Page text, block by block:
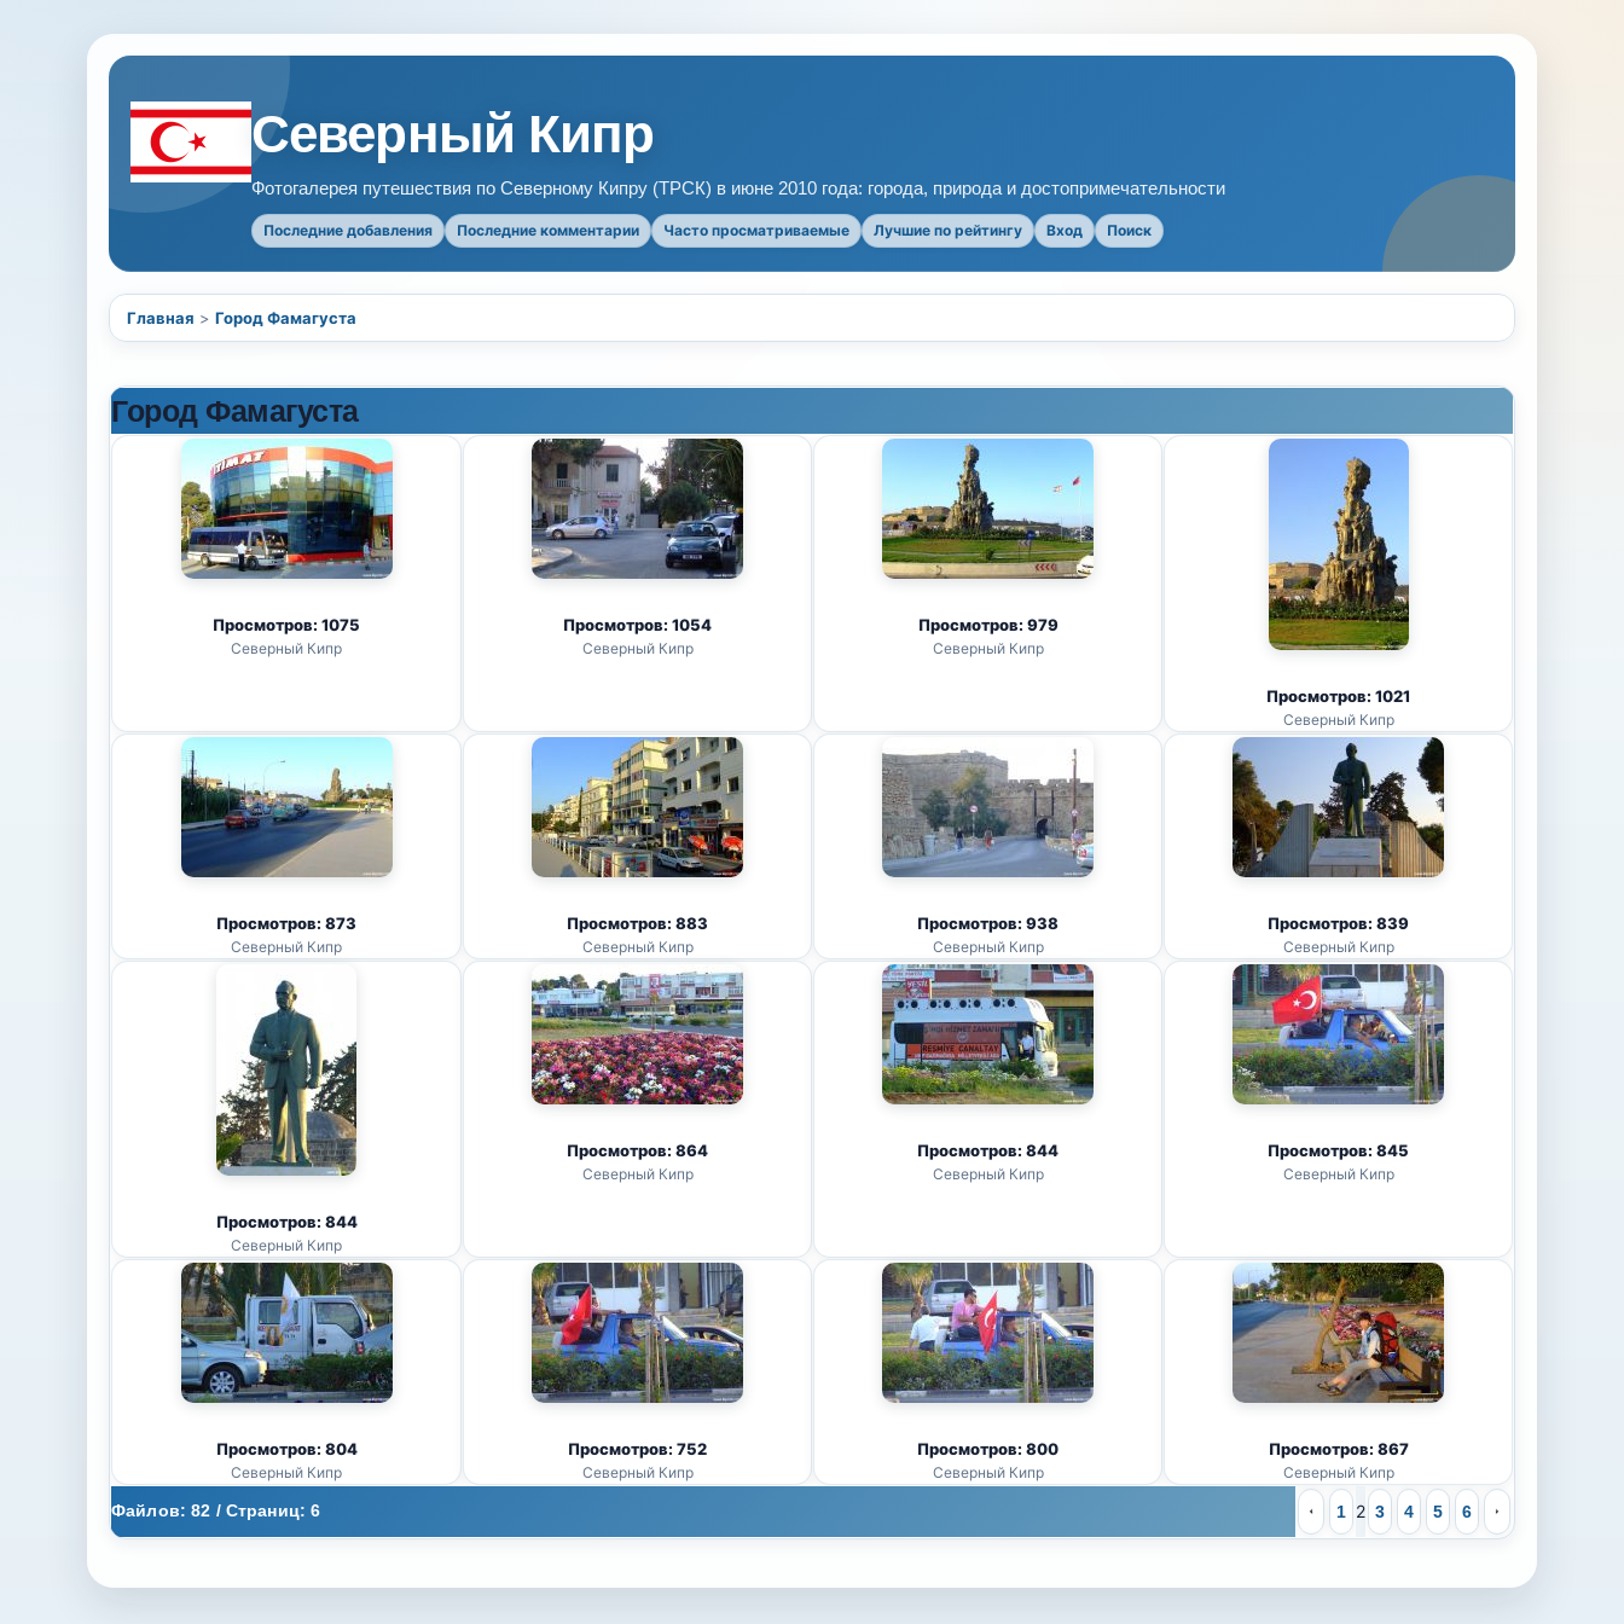
Северный Кипр
Фотогалерея путешествия по Северному Кипру (ТРСК) в июне 2010 года: города, природа и достопримечательности
Последние добавления Последние комментарии Часто просматриваемые Лучшие по рейтингу Вход Поиск
Главная > Город Фамагуста
Город Фамагуста
Просмотров: 1075
Северный Кипр
Просмотров: 1054
Северный Кипр
Просмотров: 979
Северный Кипр
Просмотров: 1021
Северный Кипр
Просмотров: 873
Северный Кипр
Просмотров: 883
Северный Кипр
Просмотров: 938
Северный Кипр
Просмотров: 839
Северный Кипр
Просмотров: 844
Северный Кипр
Просмотров: 864
Северный Кипр
Просмотров: 844
Северный Кипр
Просмотров: 845
Северный Кипр
Просмотров: 804
Северный Кипр
Просмотров: 752
Северный Кипр
Просмотров: 800
Северный Кипр
Просмотров: 867
Северный Кипр
Файлов: 82 / Страниц: 6 1 2 3 4 5 6